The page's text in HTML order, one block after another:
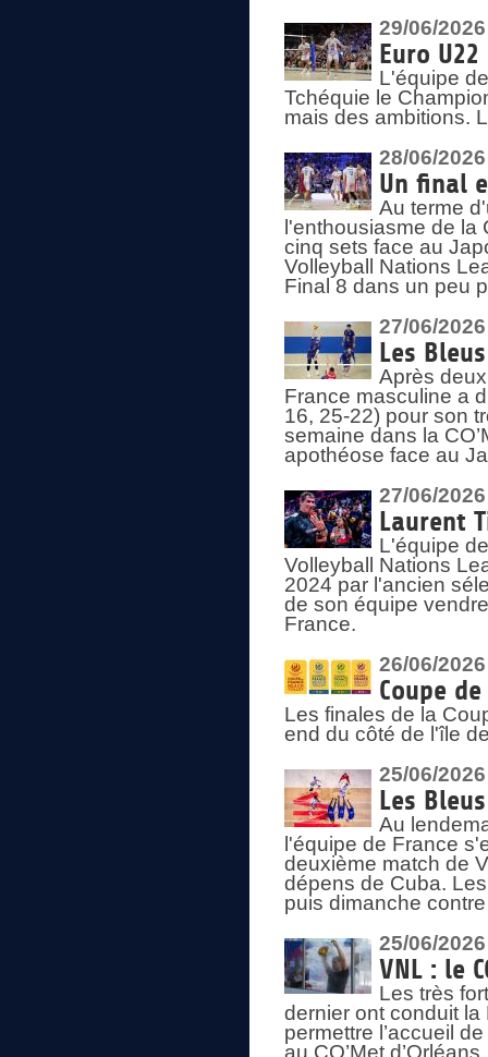
29/06/2026
Euro
L'équipe
Tchéquie le
mais des ambitions.
28/06/2026
Un final
Au terme
l'enthousiasme de
cinq sets face au
Volleyball Nations
Final 8 dans un peu
27/06/2026
Les
Après
France masculine a
16, 25-22) pour son
semaine dans la
apothéose face au
27/06/2026
Laurent
L'équipe
Volleyball Nations
2024 par l'ancien
de son équipe
France.
26/06/2026
Coupe
Les finales de la
end du côté de l'île
25/06/2026
Les
Au
l'équipe de France
deuxième match de
dépens de Cuba.
puis dimanche
25/06/2026
VNL : le
Les très
dernier ont conduit
permettre l’accueil
au CO’Met d’Orléans.